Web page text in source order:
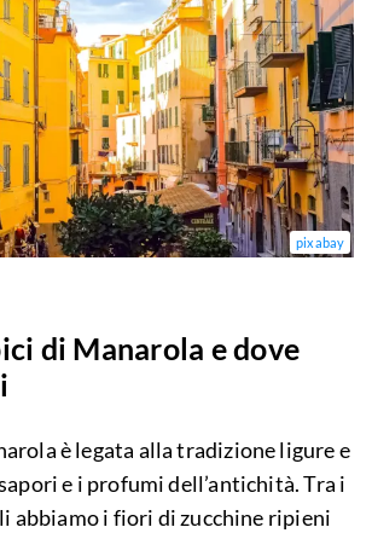
pixabay
di Manarola e dove
è legata alla tradizione ligure e
e i profumi dell’antichità. Tra i
abbiamo i fiori di zucchine ripieni